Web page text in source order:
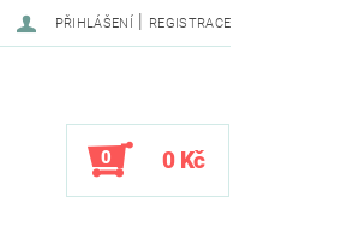
PŘIHLÁŠENÍ | REGISTRACE
0 0 Kč